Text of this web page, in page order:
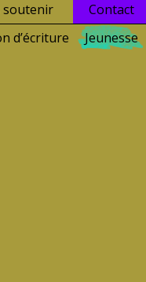
soutenir
Contact
d’écriture Jeunesse